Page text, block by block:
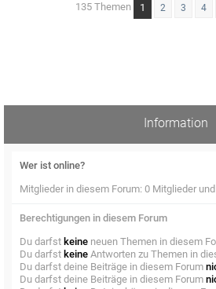
135 Themen 1 2 3 4
Information
Wer ist online?
Mitglieder in diesem Forum: 0 Mitglieder
Berechtigungen in diesem Forum
Du darfst keine neuen Themen in diesem
Du darfst keine Antworten zu Themen in
Du darfst deine Beiträge in diesem Forum
Du darfst deine Beiträge in diesem Forum